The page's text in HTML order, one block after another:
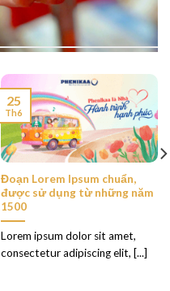
Đoạn Lorem Ipsum chuẩn,
được sử dụng từ những năm
1500
Lorem ipsum dolor sit amet,
consectetur adipiscing elit, [...]
25
Th6